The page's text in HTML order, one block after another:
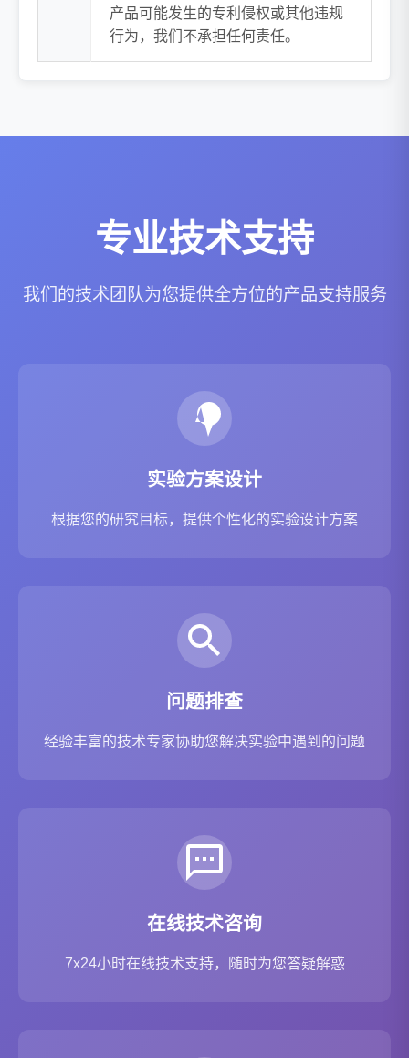
产品可能发生的专利侵权或其他违规
行为，我们不承担任何责任。
专业技术支持
我们的技术团队为您提供全方位的产品支持服务
实验方案设计
根据您的研究目标，提供个性化的实验设计方案
问题排查
经验丰富的技术专家协助您解决实验中遇到的问题
在线技术咨询
7x24小时在线技术支持，随时为您答疑解惑